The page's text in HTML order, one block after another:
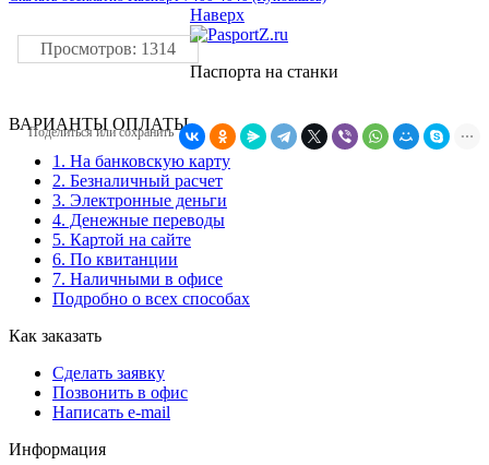
Просмотров: 1314
Поделиться или сохранить
ВАРИАНТЫ ОПЛАТЫ
1. На банковскую карту
2. Безналичный расчет
3. Электронные деньги
4. Денежные переводы
5. Картой на сайте
6. По квитанции
7. Наличными в офисе
Подробно о всех способах
Как заказать
Сделать заявку
Позвонить в офис
Написать e-mail
Информация
Наверх
Паспорта на станки